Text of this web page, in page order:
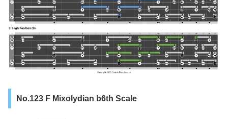
No.123 F Mixolydian b6th Scale